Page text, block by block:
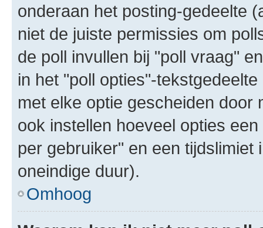
onderaan het posting-gedeelte
niet de juiste permissies om
de poll invullen bij "poll vraag"
in het "poll opties"-
met elke optie gescheiden door
ook instellen hoeveel opties
per gebruiker" en een
oneindige duur).
Omhoog